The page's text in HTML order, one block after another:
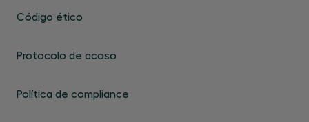
Código ético
Protocolo de acoso
Política de compliance